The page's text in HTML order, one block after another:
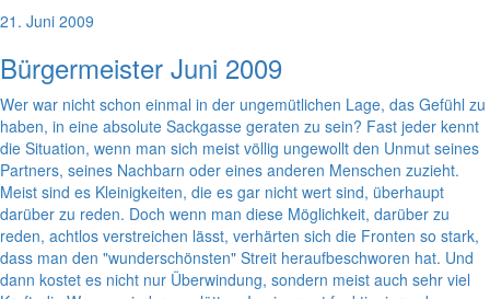
21. Juni 2009
Bürgermeister Juni 2009
Wer war nicht schon einmal in der ungemütlichen Lage, das Gefühl zu
haben, in eine absolute Sackgasse geraten zu sein? Fast jeder kennt
die Situation, wenn man sich meist völlig ungewollt den Unmut seines
Partners, seines Nachbarn oder eines anderen Menschen zuzieht.
Meist sind es Kleinigkeiten, die es gar nicht wert sind, überhaupt
darüber zu reden. Doch wenn man diese Möglichkeit, darüber zu
reden, achtlos verstreichen lässt, verhärten sich die Fronten so stark,
dass man den "wunderschönsten" Streit heraufbeschworen hat. Und
dann kostet es nicht nur Überwindung, sondern meist auch sehr viel